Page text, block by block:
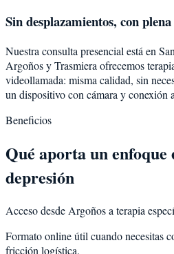
Sin desplazamientos, con
Nuestra consulta presencial está en
ArgoñosyTrasmiera ofrecemos
videollamada: misma calidad, sin
un dispositivo con cámara y conexión
Beneficios
Qué aporta un enfoque
depresión
Acceso desde Argoños a terapia
Formato online útil cuando necesitas
fricción logística.